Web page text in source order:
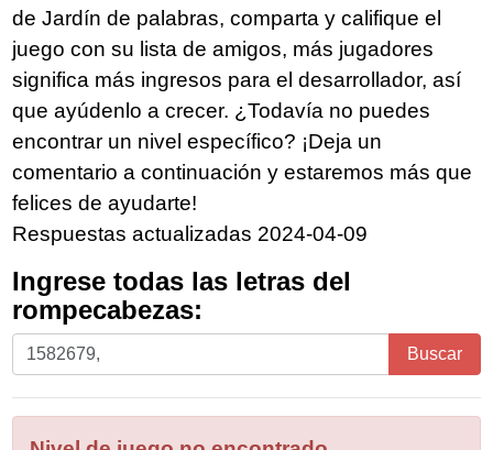
de Jardín de palabras, comparta y califique el
juego con su lista de amigos, más jugadores
significa más ingresos para el desarrollador, así
que ayúdenlo a crecer. ¿Todavía no puedes
encontrar un nivel específico? ¡Deja un
comentario a continuación y estaremos más que
felices de ayudarte!
Respuestas actualizadas 2024-04-09
Ingrese todas las letras del
rompecabezas:
Ingrese
todas
letras
Buscar